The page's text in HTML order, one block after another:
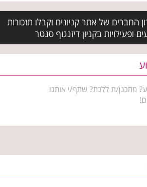
החברים של אתר קניונים וקבלו תזכורות
ופעילויות בקניון דיזנגוף סנטר
מתכנן/ת ללכת? שתף/י אותנו